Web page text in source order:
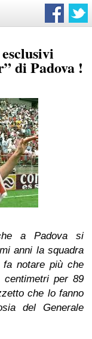
di Padova !
a Padova si
anni la squadra
notare più che
per 89
che lo fanno
del Generale